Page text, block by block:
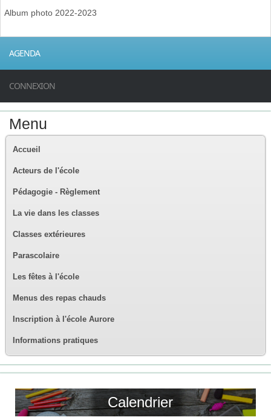
Album photo 2022-2023
AGENDA
CONNEXION
Menu
Accueil
Acteurs de l'école
Pédagogie - Règlement
La vie dans les classes
Classes extérieures
Parascolaire
Les fêtes à l'école
Menus des repas chauds
Inscription à l'école Aurore
Informations pratiques
Calendrier